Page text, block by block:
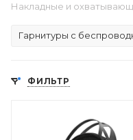
Накладные и
Гарнитуры с
ФИЛЬТР